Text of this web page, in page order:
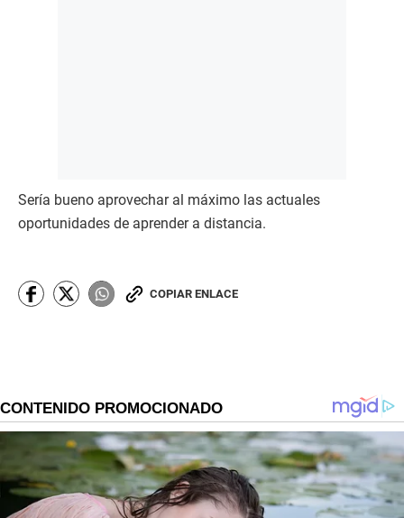
Sería bueno aprovechar al máximo las actuales
oportunidades de aprender a distancia.
COPIAR ENLACE